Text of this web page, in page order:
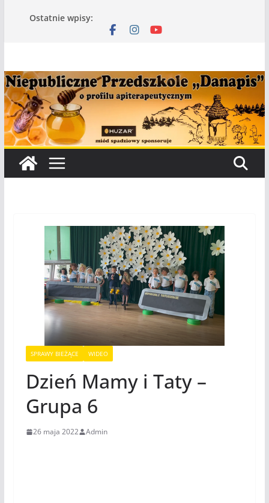
Ostatnie wpisy:
SPRAWY BIEŻĄCE WIDEO
Dzień Mamy i Taty –
Grupa 6
26 maja 2022 Admin